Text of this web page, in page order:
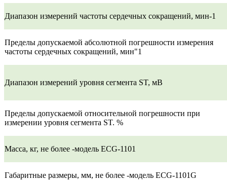
Диапазон измерений частоты сердечных сокращений, мин-1
Пределы допускаемой абсолютной погрешности измерения
частоты сердечных сокращений, мин"1
Диапазон измерений уровня сегмента ST, мВ
Пределы допускаемой относительной погрешности при
измерении уровня сегмента ST. %
Масса, кг, не более -модель ECG-1101
Габаритные размеры, мм, не более -модель ECG-1101G